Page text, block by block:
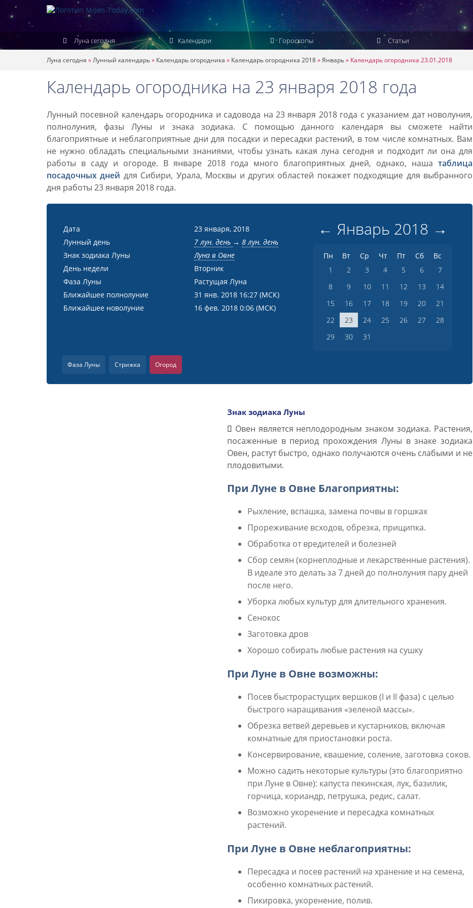
Луна сегодня Календари Гороскопы Статьи
Луна сегодня »Лунный календарь» Календарь огородника » Календарь огородника 2018»Январь» Календарь огородника 23.01.2018
Календарь огородника на 23 января 2018 года
Лунный посевной календарь огородника и садовода на 23 января 2018 года с указанием дат новолуния,
полнолуния, фазы Луны и знака зодиака. С помощью данного календаря вы сможете найти
благоприятные и неблагоприятные дни для посадки и пересадки растений, в том числе комнатных. Вам
не нужно обладать специальными знаниями, чтобы узнать какая луна сегодня и подходит ли она для
работы в саду и огороде. В январе 2018 года много благоприятных дней, однако, наша таблица
посадочных дней для Сибири, Урала, Москвы и других областей покажет подходящие для выбранного
дня работы 23 января 2018 года.
Дата
23 января, 2018
Лунный день
7 лун. день → 8 лун. день
Знак зодиака Луны
Луна в Овне
День недели
Вторник
Фаза Луны
Растущая Луна
Ближайшее полнолуние
31 янв. 2018 16:27 (МСК)
Ближайшее новолуние
16 фев. 2018 0:06 (МСК)
← Январь 2018 →
Пн Вт Ср Чт Пт Сб
Вс
1
2 3 4 5 6
7
8
9 10 11 12 13
14
15
16 17 18 19 20
21
22
23 24 25 26 27
28
29
30 31
Фаза Луны Стрижка Огород
Знак зодиака Луны
Овен является неплодородным знаком зодиака. Растения,
посаженные в период прохождения Луны в знаке зодиака
Овен, растут быстро, однако получаются очень слабыми и не
плодовитыми.
При Луне в Овне Благоприятны:
Рыхление, вспашка, замена почвы в горшках
Прореживание всходов, обрезка, прищипка.
Обработка от вредителей и болезней
Сбор семян (корнеплодные и лекарственные растения).
В идеале это делать за 7 дней до полнолуния пару дней
после него.
Уборка любых культур для длительного хранения.
Сенокос
Заготовка дров
Хорошо собирать любые растения на сушку
При Луне в Овне возможны:
Посев быстрорастущих вершков (I и II фаза) с целью
быстрого наращивания «зеленой массы».
Обрезка ветвей деревьев и кустарников, включая
комнатные для приостановки роста.
Консервирование, квашение, соление, заготовка соков.
Можно садить некоторые культуры (это благоприятно
при Луне в Овне): капуста пекинская, лук, базилик,
горчица, кориандр, петрушка, редис, салат.
Возможно укоренение и пересадка комнатных
растений.
При Луне в Овне неблагоприятны:
Пересадка и посев растений на хранение и на семена,
особенно комнатных растений.
Пикировка, укоренение, полив.